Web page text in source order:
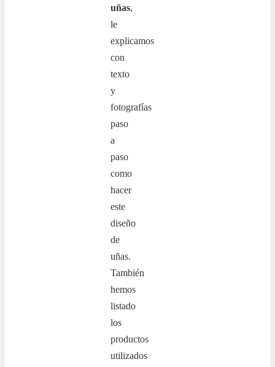
uñas,
le
explicamos
con
texto
y
fotografías
paso
a
paso
como
hacer
este
diseño
de
uñas.
También
hemos
listado
los
productos
utilizados